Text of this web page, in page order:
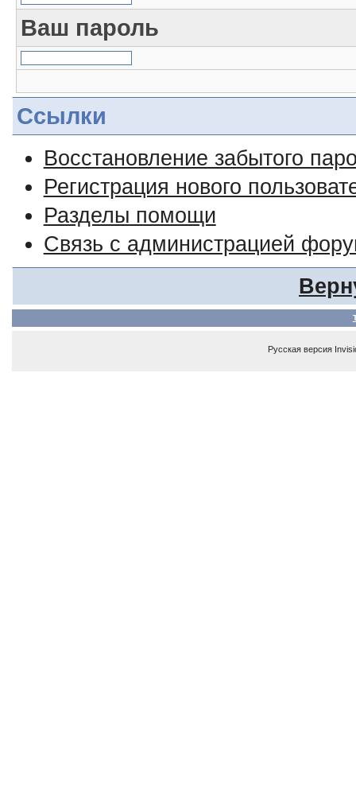
Ваш пароль
Ссылки
Восстановление забытого
Регистрация нового
Разделы помощи
Связь с администрацией
Русская версия